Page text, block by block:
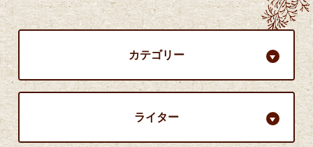
カテゴリー
ライター